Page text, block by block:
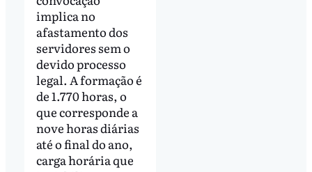
implica no
afastamento dos
servidores sem o
devido processo
legal. A formação é
de 1.770 horas, o
que corresponde a
nove horas diárias
até o final do ano,
carga horária que